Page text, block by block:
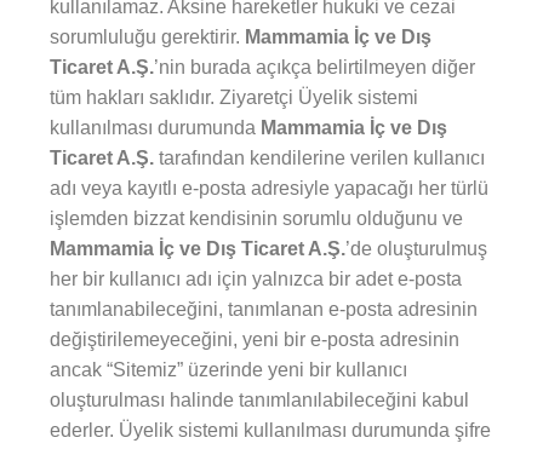
kullanılamaz. Aksine hareketler hukuki ve cezai
sorumluluğu gerektirir. Mammamia İç ve Dış
Ticaret A.Ş.’nin burada açıkça belirtilmeyen diğer
tüm hakları saklıdır. Ziyaretçi Üyelik sistemi
kullanılması durumunda Mammamia İç ve Dış
Ticaret A.Ş. tarafından kendilerine verilen kullanıcı
adı veya kayıtlı e-posta adresiyle yapacağı her türlü
işlemden bizzat kendisinin sorumlu olduğunu ve
Mammamia İç ve Dış Ticaret A.Ş.’de oluşturulmuş
her bir kullanıcı adı için yalnızca bir adet e-posta
tanımlanabileceğini, tanımlanan e-posta adresinin
değiştirilemeyeceğini, yeni bir e-posta adresinin
ancak “Sitemiz” üzerinde yeni bir kullanıcı
oluşturulması halinde tanımlanılabileceğini kabul
ederler. Üyelik sistemi kullanılması durumunda şifre